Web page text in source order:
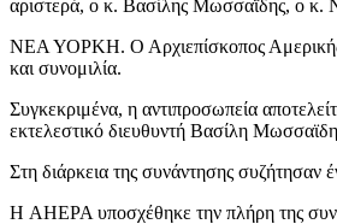
αριστερά, ο κ. Βασίλης Μωσσαΐδης, ο κ.
ΝΕΑ ΥΟΡΚΗ. Ο Αρχιεπίσκοπος Αμερικής
και συνομιλία.
Συγκεκριμένα, η αντιπροσωπεία
εκτελεστικό διευθυντή Βασίλη
Στη διάρκεια της συνάντησης συζήτησαν
Η AHEPA υποσχέθηκε την πλήρη της